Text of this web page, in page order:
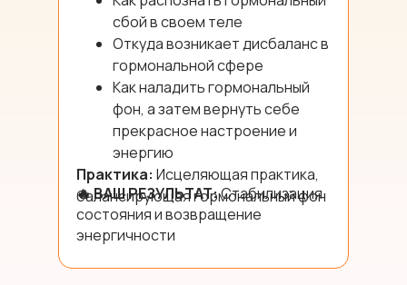
сбой в своем теле
Откуда возникает дисбаланс в
гормональной сфере
Как наладить гормональный
фон, а затем вернуть себе
прекрасное настроение и
энергию
Практика: Исцеляющая практика,
балансирующая гормональный фон
🔥 ВАШ РЕЗУЛЬТАТ:Стабилизация
состояния и возвращение
энергичности